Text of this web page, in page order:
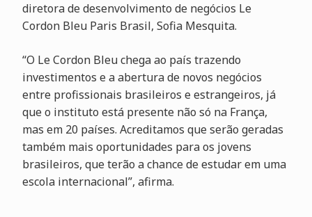
diretora de desenvolvimento de negócios Le
Cordon Bleu Paris Brasil, Sofia Mesquita.
“O Le Cordon Bleu chega ao país trazendo
investimentos e a abertura de novos negócios
entre profissionais brasileiros e estrangeiros, já
que o instituto está presente não só na França,
mas em 20 países. Acreditamos que serão geradas
também mais oportunidades para os jovens
brasileiros, que terão a chance de estudar em uma
escola internacional”, afirma.